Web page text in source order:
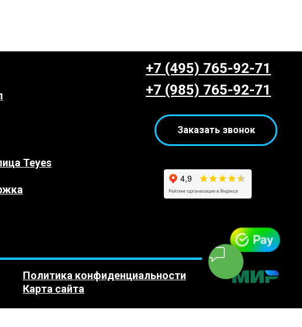
+7 (495) 765-92-71
+7 (985) 765-92-71
Заказать звонок
Политика конфиденциальности
Карта сайта
Teyes